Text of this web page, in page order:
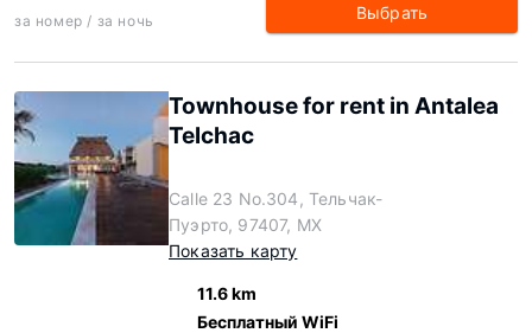
за номер / за ночь Выбрать
Townhouse for rent in Antalea
Telchac
Calle 23 No.304, Тельчак-
Пуэрто, 97407, MX
Показать карту
11.6 km
Бесплатный WiFi